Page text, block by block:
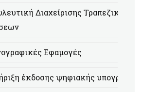
Διαχείρισης Τραπεζικών
Εφαμογές
έκδοσης ψηφιακής υπογραφής